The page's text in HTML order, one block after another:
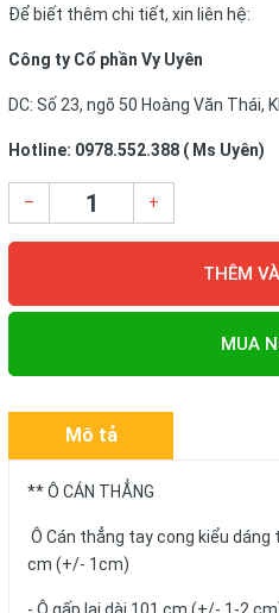
Để biết thêm chi tiết, xin liên hệ:
Công ty Cổ phần Vy Uyên
DC: Số 23, ngõ 50 Hoàng Văn Thái,
Hotline: 0978.552.388 ( Ms Uyên)
– +
THÊM
MUA
Mô tả
** Ô CÁN THẲNG
Ô Cán thẳng tay cong kiểu
cm (+/- 1cm)